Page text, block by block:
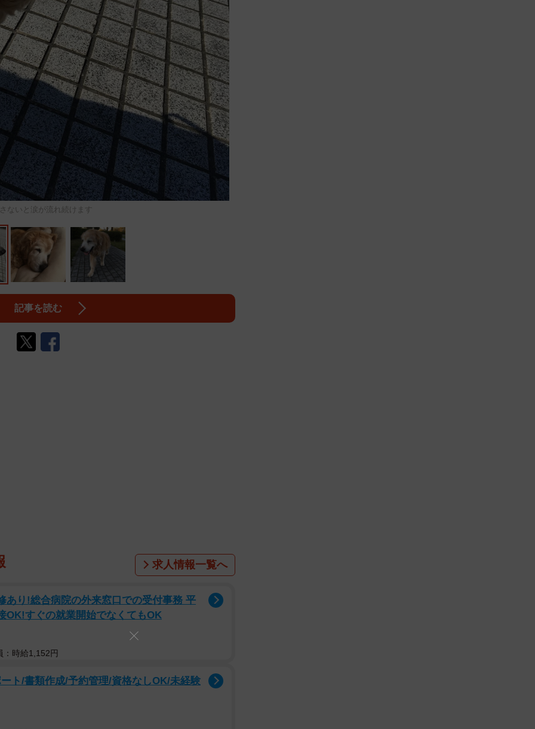
いと涙が流れ続けます
記事を読む
求人情報一覧へ
あり!総合病院の外来窓口での受付事務 平
OK!すぐの就業開始でなくてもOK
：時給1,152円
ト/書類作成/予約管理/資格なしOK/未経験